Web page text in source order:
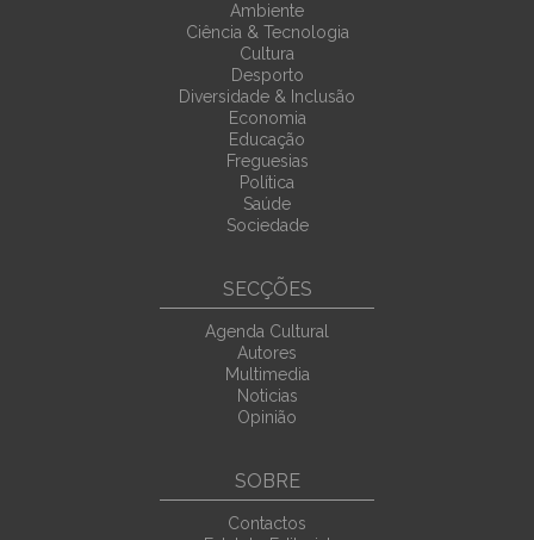
Ambiente
Ciência & Tecnologia
Cultura
Desporto
Diversidade & Inclusão
Economia
Educação
Freguesias
Política
Saúde
Sociedade
SECÇÕES
Agenda Cultural
Autores
Multimedia
Noticias
Opinião
SOBRE
Contactos